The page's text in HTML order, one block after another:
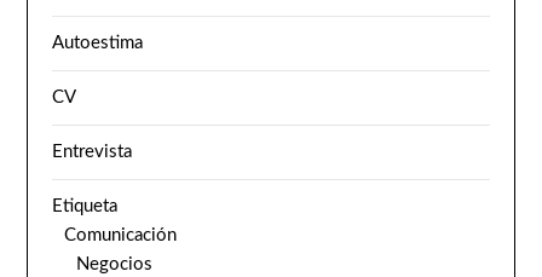
Autoestima
CV
Entrevista
Etiqueta
Comunicación
Negocios